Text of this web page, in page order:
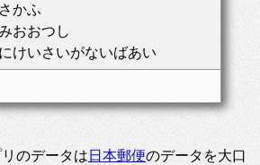
かふ
おおつし
けいさいがないばあい
のデータは日本郵便のデータを大口